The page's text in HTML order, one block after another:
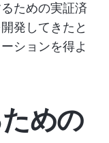
ための実証済
発してきたと
ションを得よ
めの